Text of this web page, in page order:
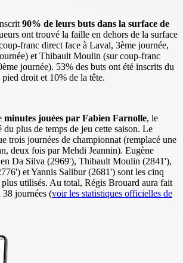
90% de leurs buts dans la surface de
ont trouvé la faille en dehors de la surface
franc direct face à Laval, 3ème journée,
et Thibault Moulin (sur coup-franc
journée). 53% des buts ont été inscrits du
droit et 10% de la tête.
minutes jouées par Fabien Farnolle, le
plus de temps de jeu cette saison. Le
trois journées de championnat (remplacé une
deux fois par Mehdi Jeannin). Eugène
Da Silva (2969'), Thibault Moulin (2841'),
et Yannis Salibur (2681') sont les cinq
utilisés. Au total, Régis Brouard aura fait
38 journées (voir les statistiques officielles de